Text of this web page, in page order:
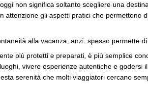
non significa soltanto scegliere una
attenzione gli aspetti pratici che permettono
alla vacanza, anzi: spesso permette
più protetti e preparati, è più semplice
vivere esperienze autentiche e godersi
serenità che molti viaggiatori cercano